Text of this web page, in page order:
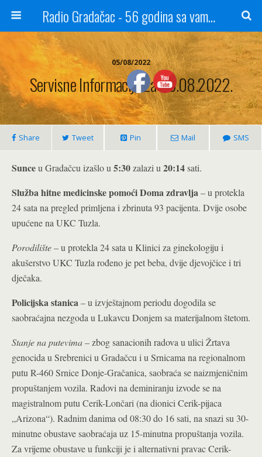
Radio Gradačac - 56 godina sa vama...
05/08/2022
Servisne Informacije Za 05.08.2022.
Share Tweet Pin Mail SMS
Sunceu Gradačcu izašlo u 5:30zalazi u 20:14sati.
Služba hitne medicinske pomoći Doma zdravlja– u protekla
24 sata na pregled primljena i zbrinuta 93 pacijenta. Dvije osobe
upućene na UKC Tuzla.
Porodilište– u protekla 24 sata u Klinici za ginekologiju i
akušerstvo UKC Tuzla rođeno je pet beba, dvije djevojčice i tri
dječaka.
Policijska stanica– u izvještajnom periodu dogodila se
saobraćajna nezgoda u Lukavcu Donjem sa materijalnom štetom.
Stanje na putevima– zbog sanacionih radova u ulici Žrtava
genocida u Srebrenici u Gradačcu i u Srnicama na regionalnom
putu R-460 Srnice Donje-Gračanica, saobraća se naizmjeničnim
propuštanjem vozila. Radovi na deminiranju izvode se na
magistralnom putu Cerik-Lončari (na dionici Cerik-pijaca
„Arizona“). Radnim danima od 08:30 do 16 sati, na snazi su 30-
minutne obustave saobraćaja uz 15-minutna propuštanja vozila.
Za vrijeme obustave u funkciji je i alternativni pravac Cerik-